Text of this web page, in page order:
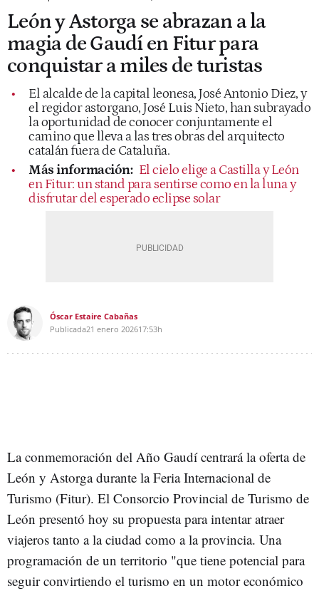
León y Astorga se abrazan a la
magia de Gaudí en Fitur para
conquistar a miles de turistas
El alcalde de la capital leonesa, José Antonio Diez, y
el regidor astorgano, José Luis Nieto, han subrayado
la oportunidad de conocer conjuntamente el
camino que lleva a las tres obras del arquitecto
catalán fuera de Cataluña.
Más información: El cielo elige a Castilla y León
en Fitur: un stand para sentirse como en la luna y
disfrutar del esperado eclipse solar
Óscar Estaire Cabañas
Publicada21 enero 202617:53h
La conmemoración del Año Gaudí centrará la oferta de
León y Astorga durante la Feria Internacional de
Turismo (Fitur). El Consorcio Provincial de Turismo de
León presentó hoy su propuesta para intentar atraer
viajeros tanto a la ciudad como a la provincia. Una
programación de un territorio "que tiene potencial para
seguir convirtiendo el turismo en un motor económico